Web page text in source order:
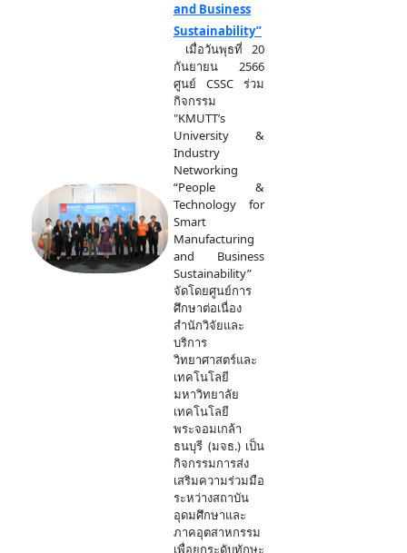
and Business
Sustainability”
เมื่อวันพุธที่ 20
กันยายน 2566
ศูนย์ CSSC ร่วม
กิจกรรม
"KMUTT’s
University &
Industry
Networking
“People &
Technology for
Smart
Manufacturing
and Business
Sustainability”
จัดโดยศูนย์การ
ศึกษาต่อเนื่อง
สำนักวิจัยและ
บริการ
วิทยาศาสตร์และ
เทคโนโลยี
มหาวิทยาลัย
เทคโนโลยี
พระจอมเกล้า
ธนบุรี (มจธ.) เป็น
กิจกรรมการส่ง
เสริมความร่วมมือ
ระหว่างสถาบัน
อุดมศึกษาและ
ภาคอุตสาหกรรม
เพื่อยกระดับทักษะ